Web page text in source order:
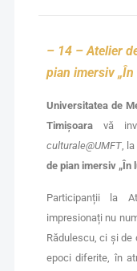
– 14 –Atelier
pian imersiv
Universitatea de
Timișoaravă
culturale@UMFT, la
de pian imersiv „În
Participanții la
impresionați nu
Rădulescu, ci și
epoci diferite, în